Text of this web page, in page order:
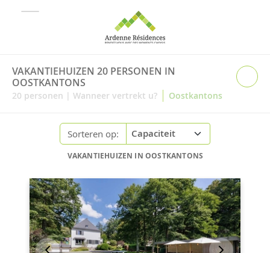
VAKANTIEHUIZEN 20 PERSONEN IN
OOSTKANTONS
20 personen | Wanneer vertrekt u? | Oostkantons
Sorteren op:
VAKANTIEHUIZEN IN OOSTKANTONS